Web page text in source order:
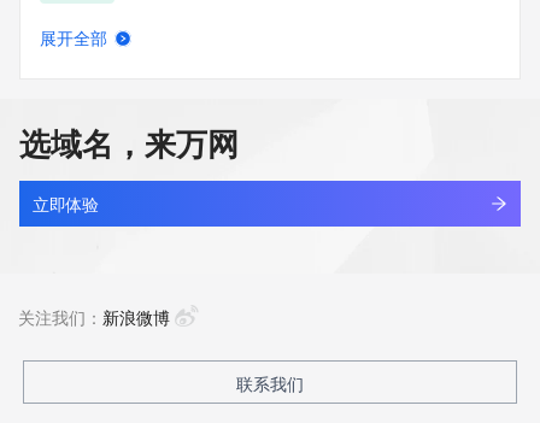
arsmed.cn
最近查询
查看详情
最近查询
展开全部
选域名，来万网
立即体验
关注我们： 新浪微博
联系我们